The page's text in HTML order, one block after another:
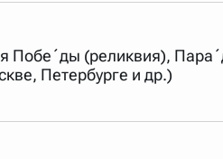
Побе´ды (реликвия),
Петербурге и др.)